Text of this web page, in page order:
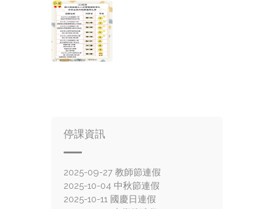
停課資訊
2025-09-27 教師節連假
2025-10-04 中秋節連假
2025-10-11 國慶日連假